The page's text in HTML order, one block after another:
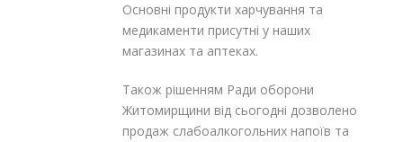
Основні продукти харчування та
медикаменти присутні у наших
магазинах та аптеках.
Також рішенням Ради оборони
Житомирщини від сьогодні дозволено
продаж слабоалкогольних напоїв та